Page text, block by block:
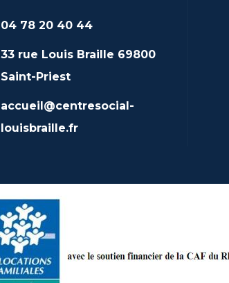
04 78 20 40 44
33 rue Louis Braille 69800
Saint-Priest
accueil@centresocial-
louisbraille.fr